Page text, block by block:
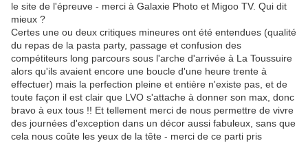
le site de l'épreuve - merci à Galaxie Photo et Migoo TV. Qui dit
mieux ?
Certes une ou deux critiques mineures ont été entendues (qualité
du repas de la pasta party, passage et confusion des
compétiteurs long parcours sous l'arche d'arrivée à La Toussuire
alors qu'ils avaient encore une boucle d'une heure trente à
effectuer) mais la perfection pleine et entière n'existe pas, et de
toute façon il est clair que LVO s'attache à donner son max, donc
bravo à eux tous !! Et tellement merci de nous permettre de vivre
des journées d'exception dans un décor aussi fabuleux, sans que
cela nous coûte les yeux de la tête - merci de ce parti pris